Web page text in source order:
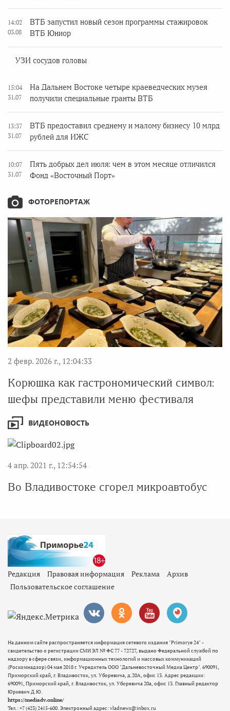
14:02
03.08
ВТБ запустил новый сезон программы стажировок
ВТБ Юниор
УЗИ сосудов головы
15:04
31.07
На Дальнем Востоке четыре краеведческих музея
получили специальные гранты ВТБ
13:37
31.07
ВТБ предоставил среднему и малому бизнесу 10 млрд
рублей для ИЖС
10:07
31.07
Пять добрых дел июля: чем в этом месяце отличился
Фонд «Восточный Порт»
ФОТОРЕПОРТАЖ
2 февр. 2026 г., 12:04:33
Корюшка как гастрономический символ:
шефы представили меню фестиваля
ВИДЕОНОВОСТЬ
4 апр. 2021 г., 12:54:54
Во Владивостоке сгорел микроавтобус
Редакция Правовая информация Реклама
Архив
Пользовательское соглашение
На данном сайте распространяется информация сетевого издания "Primorye 24" -
свидетельство о регистрации СМИ ЭЛ № ФС 77 - 72727, выдано Федеральной службой по
надзору в сфере связи, информационных технологий и массовых коммуникаций
(Роскомнадзор) 04 мая 2018 г. Учредитель ООО "Дальневосточный Медиа Центр". 690091,
Приморский край, г. Владивосток, ул. Уборевича, д.20А, офис 13. Адрес редакции:
690091, Приморский край, г. Владивосток, ул. Уборевича 20а, офис 13. Главный редактор
Юркевич Д.Ю.
https://mediadv.online/
Тел.: +7 (423) 2415-600. Электронный адрес: vladnews@inbox.ru